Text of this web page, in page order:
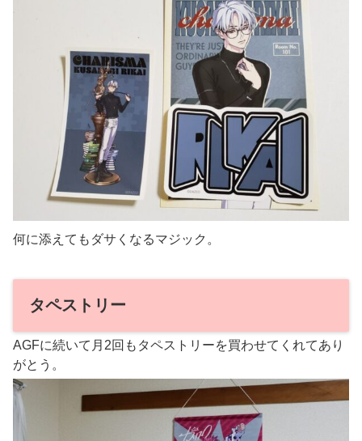
何に添えてもダサくなるマジック。
タペストリー
AGFに続いて月2回もタペストリーを買わせてくれてあり
がとう。